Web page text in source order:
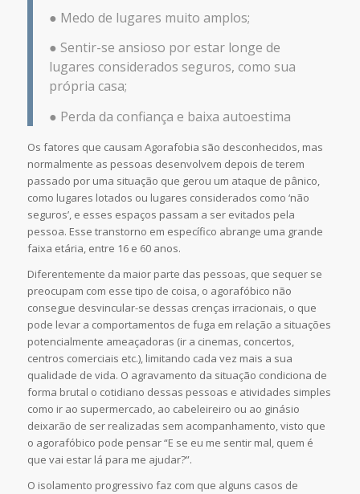
● Medo de lugares muito amplos;
● Sentir-se ansioso por estar longe de
lugares considerados seguros, como sua
própria casa;
● Perda da confiança e baixa autoestima
Os fatores que causam Agorafobia são desconhecidos, mas
normalmente as pessoas desenvolvem depois de terem
passado por uma situação que gerou um ataque de pânico,
como lugares lotados ou lugares considerados como ‘não
seguros’, e esses espaços passam a ser evitados pela
pessoa. Esse transtorno em específico abrange uma grande
faixa etária, entre 16 e 60 anos.
Diferentemente da maior parte das pessoas, que sequer se
preocupam com esse tipo de coisa, o agorafóbico não
consegue desvincular-se dessas crenças irracionais, o que
pode levar a comportamentos de fuga em relação a situações
potencialmente ameaçadoras (ir a cinemas, concertos,
centros comerciais etc.), limitando cada vez mais a sua
qualidade de vida. O agravamento da situação condiciona de
forma brutal o cotidiano dessas pessoas e atividades simples
como ir ao supermercado, ao cabeleireiro ou ao ginásio
deixarão de ser realizadas sem acompanhamento, visto que
o agorafóbico pode pensar “E se eu me sentir mal, quem é
que vai estar lá para me ajudar?”.
O isolamento progressivo faz com que alguns casos de